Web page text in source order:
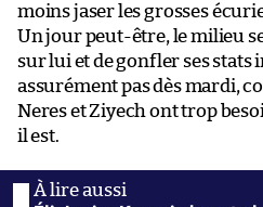
moins jaser les grosses
Un jour peut-être, le milieu
sur lui et de gonfler ses stats
assurément pas dès mardi,
Neres et Ziyech ont trop
il est.